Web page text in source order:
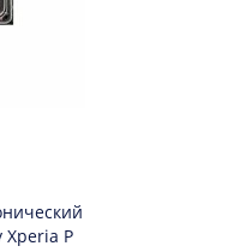
Xperia P